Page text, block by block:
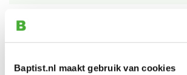
Baptist.nl maakt gebruik van cookies
Bekijk ook